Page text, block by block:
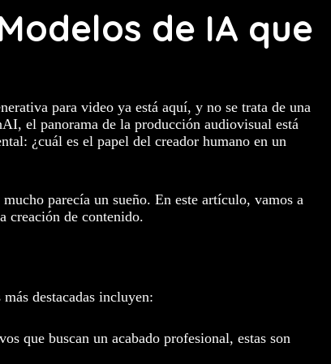
de IA que
para video ya está aquí, y no se trata de una
el panorama de la producción audiovisual está
¿cuál es el papel del creador humano en un
parecía un sueño. En este artículo, vamos a
creación de contenido.
destacadas incluyen:
que buscan un acabado profesional, estas son